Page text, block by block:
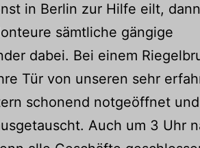
in Berlin zur Hilfe eilt,
sämtliche gängige
dabei. Bei einem
Tür von unseren sehr
schonend notgeöffnet
Auch um 3 Uhr